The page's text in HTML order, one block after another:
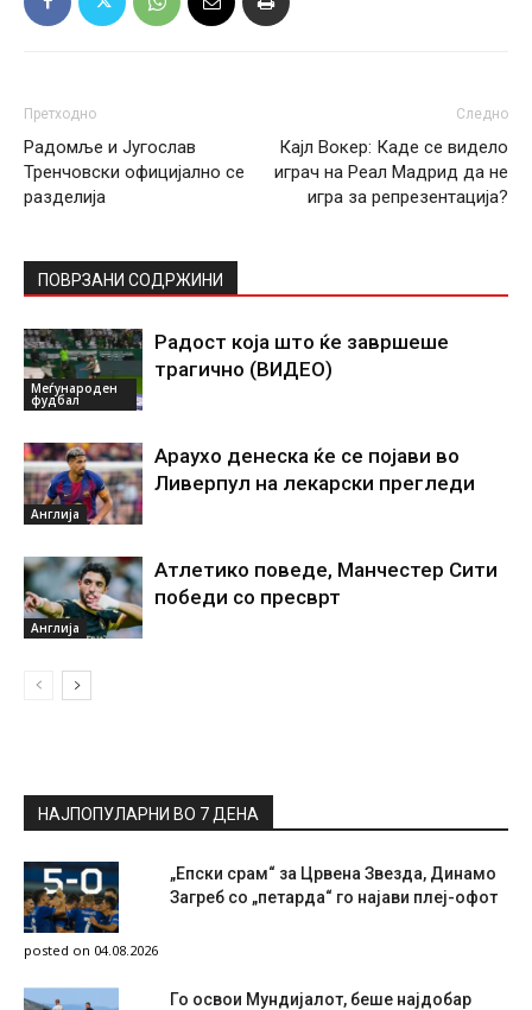
Претходно
Радомље и Југослав
Тренчовски официјално се
разделија
Следно
Кајл Вокер: Каде се видело
играч на Реал Мадрид да не
игра за репрезентација?
ПОВРЗАНИ СОДРЖИНИ
Меѓународен
фудбал
Радост која што ќе завршеше
трагично (ВИДЕО)
Англија
Араухо денеска ќе се појави во
Ливерпул на лекарски прегледи
Англија
Атлетико поведе, Манчестер Сити
победи со пресврт
НАЈПОПУЛАРНИ ВО 7 ДЕНА
„Епски срам“ за Црвена Звезда, Динамо
Загреб со „петарда“ го најави плеј-офот
posted on 04.08.2026
Го освои Мундијалот, беше најдобар